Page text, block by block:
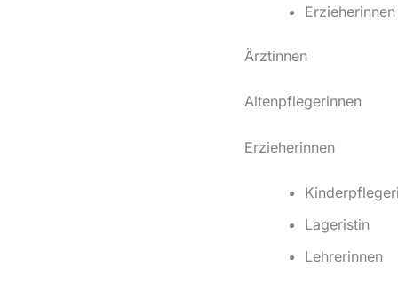
Erzieherinnen
Ärztinnen
Altenpflegerinnen
Erzieherinnen
Lageristin
Lehrerinnen